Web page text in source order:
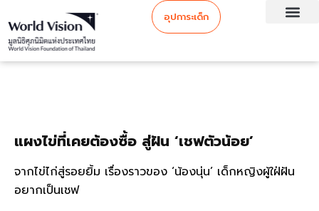
อุปการะเด็ก
แผงไข่ที่เคยต้องซื้อ สู่ฝัน ‘เชฟตัวน้อย’
จากไข่ไก่สู่รอยยิ้ม เรื่องราวของ ‘น้องนุ่น’ เด็กหญิงผู้ใฝ่ฝัน
อยากเป็นเชฟ